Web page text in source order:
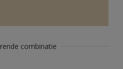
combinatie